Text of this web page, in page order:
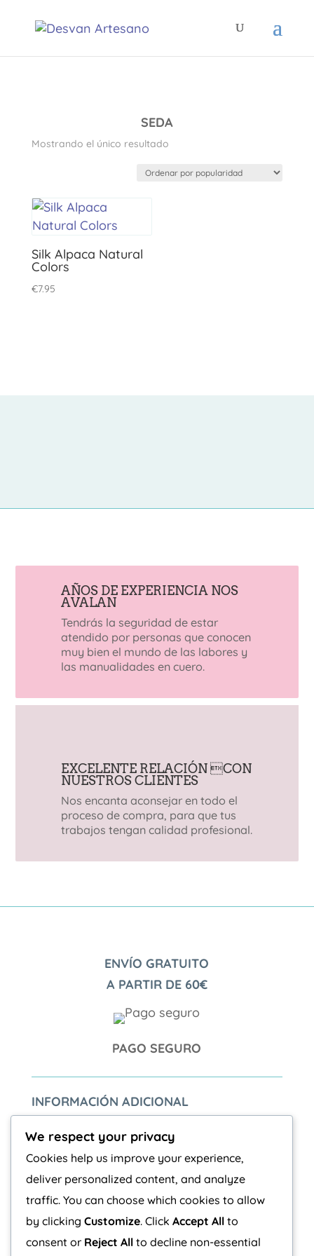
SEDA
Mostrando el único resultado
Silk Alpaca Natural
Colors
€7.95
AÑOS DE EXPERIENCIA NOS
AVALAN
Tendrás la seguridad de estar
atendido por personas que conocen
muy bien el mundo de las labores y
las manualidades en cuero.
EXCELENTE RELACIÓN CON
NUESTROS CLIENTES
Nos encanta aconsejar en todo el
proceso de compra, para que tus
trabajos tengan calidad profesional.
ENVÍO GRATUITO
A PARTIR DE 60€
PAGO SEGURO
INFORMACIÓN ADICIONAL
Aviso Legal
Politica de privacidad
COOKIES
Política de Cookies
We respect your privacy
Cookies help us improve your experience,
deliver personalized content, and analyze
traffic. You can choose which cookies to allow
by clicking Customize. Click Accept All to
consent or Reject All to decline non-essential